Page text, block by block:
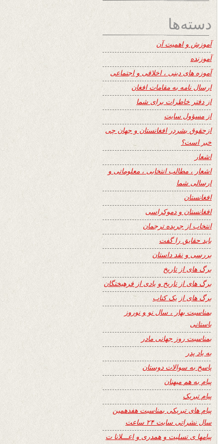
دسته‌ها
آموزش و اهمیت آن
آموزنده
آموزه های دینی ، اخلاقی و اجتماعی
ارسال نامه به مقامات افغان
از دفتر خاطرات برای شما
از مسؤول سایت
ازحقوق بشردر افغانستان و جهان چی
خبر است؟
اشعار
اشعار ، مطالب انتخابی ، معلوماتی و
ارسالی شما
افغانستان
افغانستان و دموکراسی
انتخاب از جریده ترجمان
باید حقایق را گفت
بررسی و نقد داستان
برگ های از تاریخ
برگ های از تاریخ و یادی از فرهیختگان
برگ های از یک کتاب
بمناسبت بهار ، سال نو و نوروز
باستانی
بمناسبت روز جهانی مادر
به یاد پدر
پاسخ به سوالات دوستان
پیام به هم میهنان
پیام تبریک
پیام های تبریکی بمناسبت هفدهمین
سال نشراتی سایت ۲۴ ساعت
پیامها ی تسلیت و همدری و اعـــلانا ت